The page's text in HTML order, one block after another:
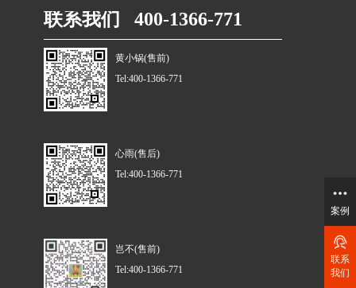
联系我们 400-1366-771
黄小锅(售前)
Tel:400-1366-771
心雨(售后)
Tel:400-1366-771
岂不(售前)
Tel:400-1366-771
案例
联系
我们